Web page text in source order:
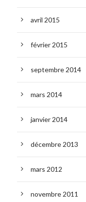
avril 2015
février 2015
septembre 2014
mars 2014
janvier 2014
décembre 2013
mars 2012
novembre 2011